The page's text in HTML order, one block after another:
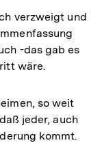
verzweigt und
-das gab es
wäre.
so weit
jeder, auch
kommt.